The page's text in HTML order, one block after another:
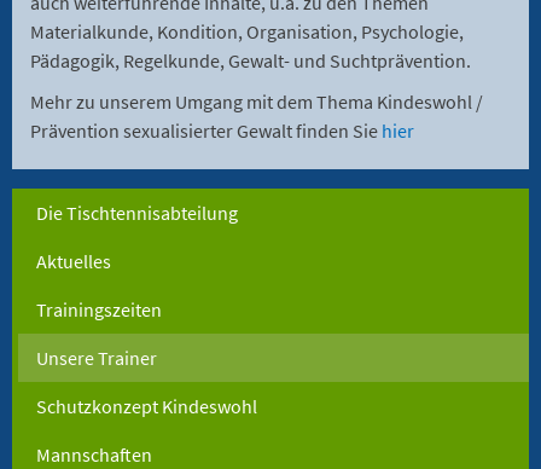
Materialkunde, Kondition, Organisation, Psychologie,
Pädagogik, Regelkunde, Gewalt- und Suchtprävention.
Mehr zu unserem Umgang mit dem Thema Kindeswohl /
Prävention sexualisierter Gewalt finden Sie hier
Die Tischtennisabteilung
Aktuelles
Trainingszeiten
Unsere Trainer
Schutzkonzept Kindeswohl
Mannschaften